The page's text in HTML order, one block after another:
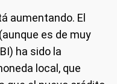
aumentando. El
es de muy
ha sido la
local, que